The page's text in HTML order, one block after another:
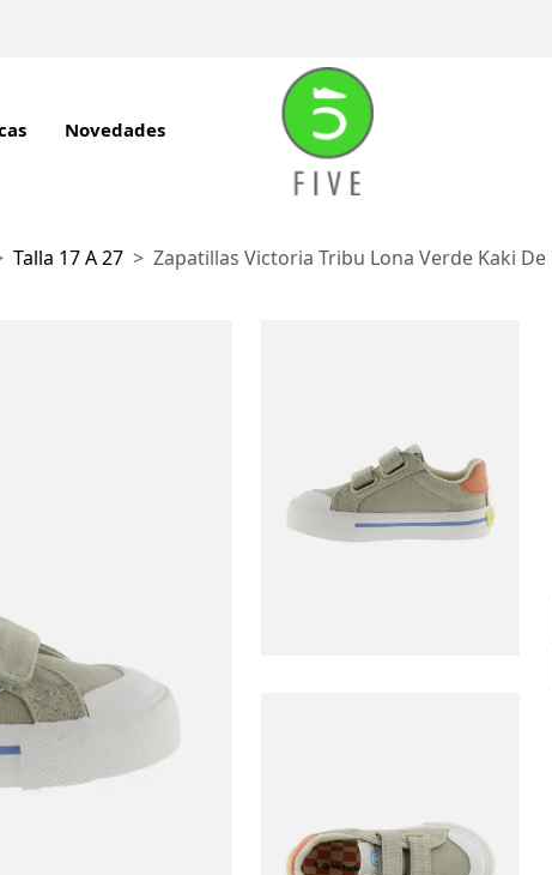
Novedades
Talla 17 A 27 Zapatillas Victoria Tribu Lona Verde Kaki De